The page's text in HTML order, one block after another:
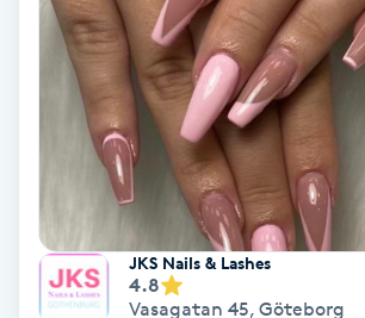
Fransförlängning Megavolym
Fransförlängning Volym
Fransk manikyr
Fransrengöring
Frekvensterapi
JKS Nails & Lashes
4.8
Vasagatan 45, Göteborg